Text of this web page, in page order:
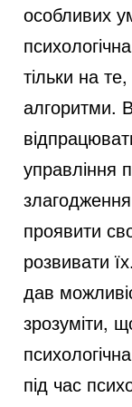
особливих
тільки на
алгоритми.
управління
проявити
розвивати
дав
зрозуміти,
під час